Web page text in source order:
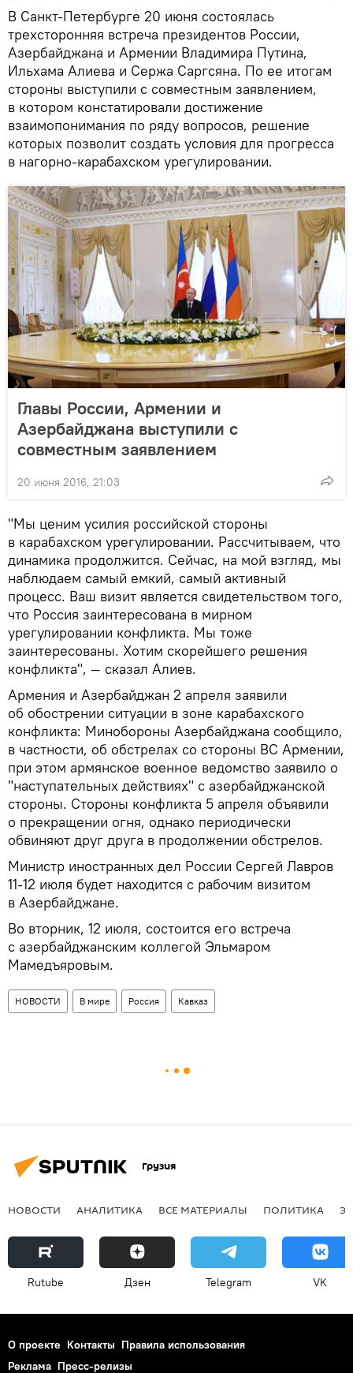
В Санкт-Петербурге 20 июня состоялась
трехсторонняя встреча президентов России,
Азербайджана и Армении Владимира Путина,
Ильхама Алиева и Сержа Саргсяна. По ее итогам
стороны выступили с совместным заявлением,
в котором констатировали достижение
взаимопонимания по ряду вопросов, решение
которых позволит создать условия для прогресса
в нагорно-карабахском урегулировании.
Главы России, Армении и
Азербайджана выступили с
совместным заявлением
20 июня 2016, 21:03
"Мы ценим усилия российской стороны
в карабахском урегулировании. Рассчитываем, что
динамика продолжится. Сейчас, на мой взгляд, мы
наблюдаем самый емкий, самый активный
процесс. Ваш визит является свидетельством того,
что Россия заинтересована в мирном
урегулировании конфликта. Мы тоже
заинтересованы. Хотим скорейшего решения
конфликта", — сказал Алиев.
Армения и Азербайджан 2 апреля заявили
об обострении ситуации в зоне карабахского
конфликта: Минобороны Азербайджана сообщило,
в частности, об обстрелах со стороны ВС Армении,
при этом армянское военное ведомство заявило о
"наступательных действиях" с азербайджанской
стороны. Стороны конфликта 5 апреля объявили
о прекращении огня, однако периодически
обвиняют друг друга в продолжении обстрелов.
Министр иностранных дел России Сергей Лавров
11-12 июля будет находится с рабочим визитом
в Азербайджане.
Во вторник, 12 июля, состоится его встреча
с азербайджанским коллегой Эльмаром
Мамедъяровым.
НОВОСТИ В мире Россия Кавказ
Грузия
НОВОСТИ АНАЛИТИКА ВСЕ МАТЕРИАЛЫ ПОЛИТИКА
Rutube Дзен Telegram VK
О проекте Контакты Правила использования
Реклама Пресс-релизы